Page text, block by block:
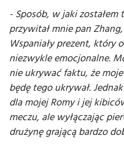
- Sposób, w jaki
przywitał mnie pan
Wspaniały prezent, który
niezwykle emocjonalne.
nie ukrywać faktu, że
będę tego ukrywał.
dla mojej Romy i jej
meczu, ale wyłączając
drużynę grającą bardzo